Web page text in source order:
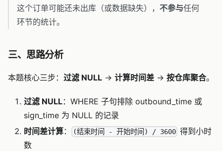
这个订单可能还未出库（或数据缺失）， 不参与任何
环节的统计。
三、思路分析
本题核心三步： 过滤 NULL → 计算时间差 → 按仓库聚合。
过滤 NULL：WHERE 子句排除 outbound_time 或
sign_time 为 NULL 的记录
时间差计算： (结束时间 - 开始时间) / 3600 得到小时
数